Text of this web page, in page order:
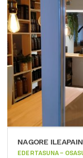
NAGORE
EDERTASUNA –